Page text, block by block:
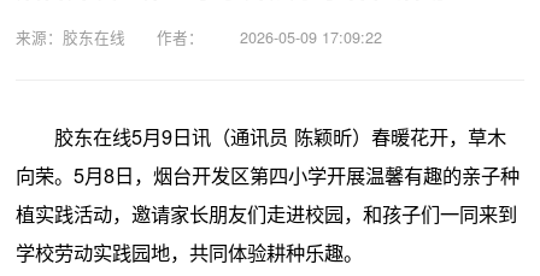
来源：胶东在线 作者： 2026-05-09 17:09:22
胶东在线5月9日讯（通讯员 陈颖昕）春暖花开，草木
向荣。5月8日，烟台开发区第四小学开展温馨有趣的亲子种
植实践活动，邀请家长朋友们走进校园，和孩子们一同来到
学校劳动实践园地，共同体验耕种乐趣。